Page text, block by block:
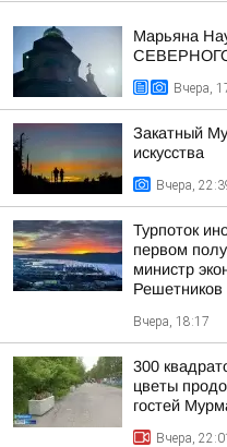
Марьяна
Вчера,
Закатный
искусства
Вчера,
Турпоток
первом
министр
Решетников
Вчера, 18:17
300
цветы
гостей
Вчера, 22:01